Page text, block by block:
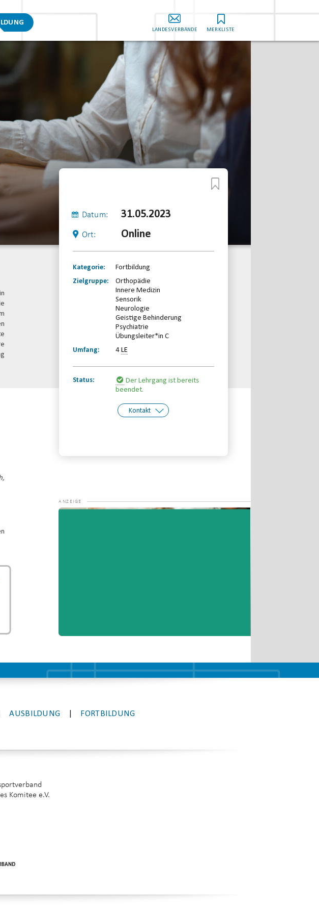
LANDESVERBÄNDE MERKLISTE
Datum: 31.05.2023
Ort: Online
Kategorie:
Fortbildung
Zielgruppe:
Orthopädie
Innere Medizin
Sensorik
Neurologie
Geistige Behinderung
Psychiatrie
Übungsleiter*in C
Umfang:
4 LE
Status:
Der Lehrgang ist bereits
beendet.
Kontakt
Video-
AUSBILDUNG FORTBILDUNG
Komitee e.V.